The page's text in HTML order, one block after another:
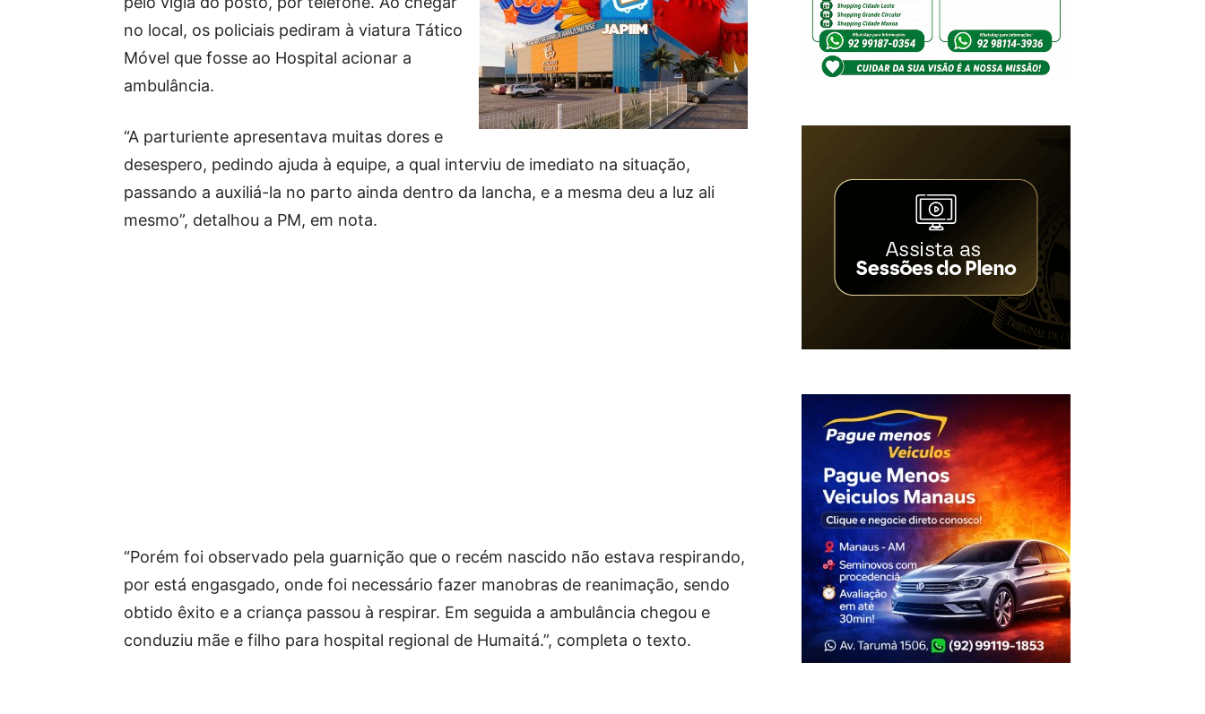
no local, os policiais pediram à viatura Tático
Móvel que fosse ao Hospital acionar a
ambulância.
“A parturiente apresentava muitas dores e
desespero, pedindo ajuda à equipe, a qual interviu de imediato na situação,
passando a auxiliá-la no parto ainda dentro da lancha, e a mesma deu a luz ali
mesmo”, detalhou a PM, em nota.
“Porém foi observado pela guarnição que o recém nascido não estava respirando,
por está engasgado, onde foi necessário fazer manobras de reanimação, sendo
obtido êxito e a criança passou à respirar. Em seguida a ambulância chegou e
conduziu mãe e filho para hospital regional de Humaitá.”, completa o texto.